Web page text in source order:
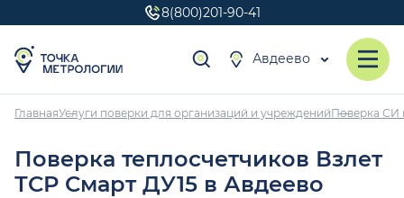
8(800)201-90-41
Авдеево
ГлавнаяУслуги поверки для организаций и учрежденийПоверка СИ
Поверка теплосчетчиков Взлет
ТСР Смарт ДУ15 в Авдеево